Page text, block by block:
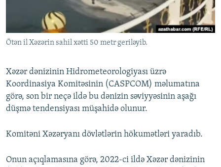
İNFOQRAFIKA
KARIKATURA
AZƏRBAYCAN ƏDƏBIYYATI KITABXANASI
İSLAM VƏ DEMOKRATIYA
İZ - MƏDƏNIYYƏT PROQRAMI
PEŞƏ ETIKASI VƏ JURNALISTIKA STANDARTLARIMIZ
MATERIALLARIMIZDAN ISTIFADƏ
BIZIMLƏ ƏLAQƏ
XƏBƏR BÜLLETENLƏRIMIZ
Ötən il Xəzərin sahil xətti 50 metr geriləyib.
Xəzər dənizinin Hidrometeorologiyası üzrə
Koordinasiya Komitəsinin (CASPCOM) məlumatına
görə, son bir neçə ildə bu dənizin səviyyəsinin aşağı
düşmə tendensiyası müşahidə olunur.
Komitəni Xəzəryanı dövlətlərin hökumətləri yaradıb.
Onun açıqlamasına görə, 2022-ci ildə Xəzər dənizinin